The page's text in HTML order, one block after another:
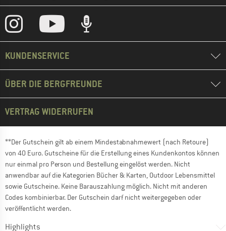
KUNDENSERVICE
ÜBER DIE BERGFREUNDE
VERTRAG WIDERRUFEN
**Der Gutschein gilt ab einem Mindestabnahmewert (nach Retoure)
von 40 Euro. Gutscheine für die Erstellung eines Kundenkontos können
nur einmal pro Person und Bestellung eingelöst werden. Nicht
anwendbar auf die Kategorien Bücher & Karten, Outdoor Lebensmittel
sowie Gutscheine. Keine Barauszahlung möglich. Nicht mit anderen
Codes kombinierbar. Der Gutschein darf nicht weitergegeben oder
veröffentlicht werden.
Highlights